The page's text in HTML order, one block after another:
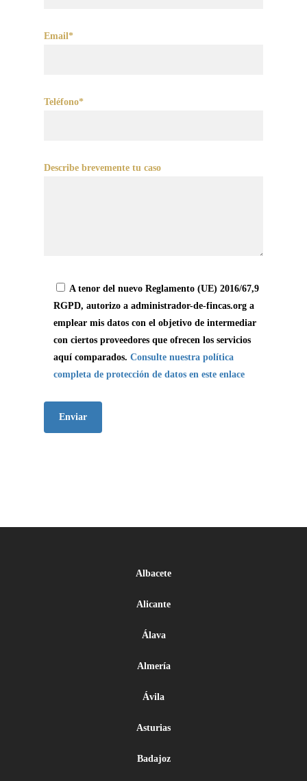
Email*
Teléfono*
Describe brevemente tu caso
A tenor del nuevo Reglamento (UE) 2016/67,9
RGPD, autorizo a administrador-de-fincas.org a
emplear mis datos con el objetivo de intermediar
con ciertos proveedores que ofrecen los servicios
aquí comparados.Consulte nuestra política
completa de protección de datos en este enlace
Albacete
Alicante
Álava
Almería
Ávila
Asturias
Badajoz